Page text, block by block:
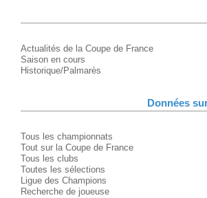
Actualités de la Coupe de France
Saison en cours
Historique/Palmarès
Données
Tous les championnats
Tout sur la Coupe de France
Tous les clubs
Toutes les sélections
Ligue des Champions
Recherche de joueuse